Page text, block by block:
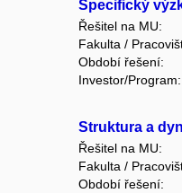
Specifický
Řešitel na MU:
Fakulta /
Období řešení:
Investor/Program:
Struktura a
Řešitel na MU:
Fakulta /
Období řešení: